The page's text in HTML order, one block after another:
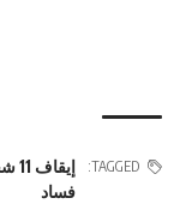
TAGGED: إيقاف 11 شخصا
فساد